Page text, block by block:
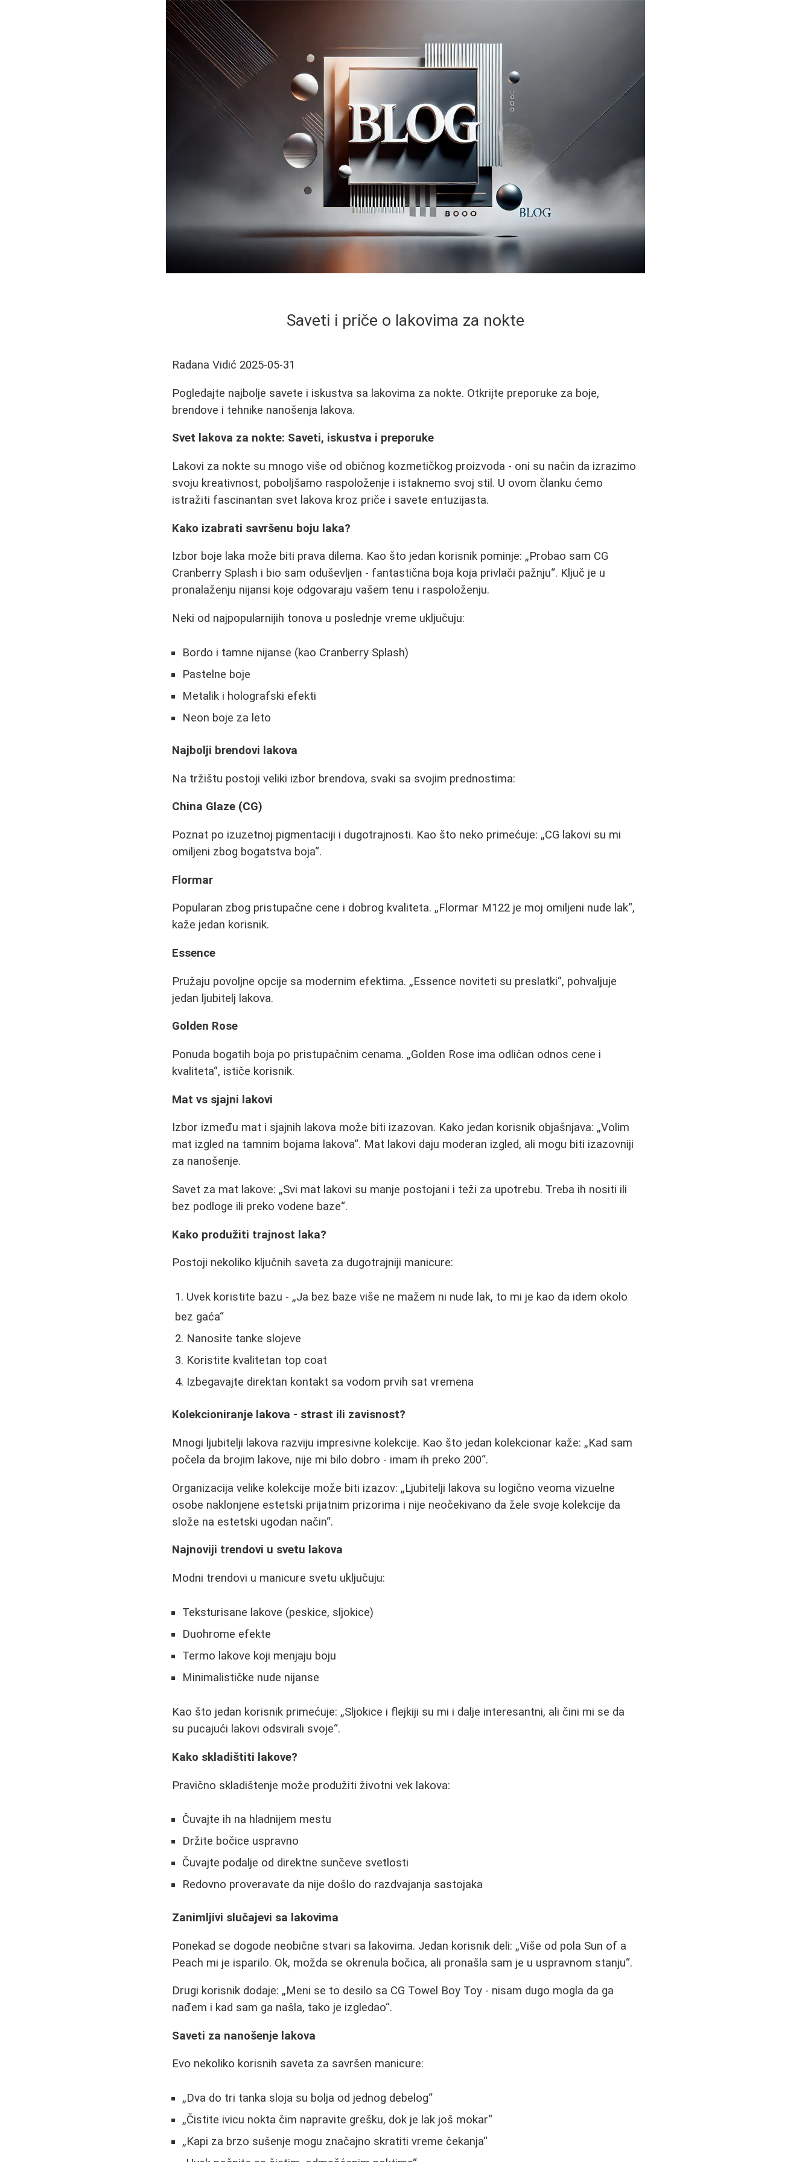
Saveti i priče o lakovima za nokte
Radana Vidić 2025-05-31
Pogledajte najbolje savete i iskustva sa lakovima za nokte. Otkrijte preporuke za boje,
brendove i tehnike nanošenja lakova.
Svet lakova za nokte: Saveti, iskustva i preporuke
Lakovi za nokte su mnogo više od običnog kozmetičkog proizvoda - oni su način da izrazimo
svoju kreativnost, poboljšamo raspoloženje i istaknemo svoj stil. U ovom članku ćemo
istražiti fascinantan svet lakova kroz priče i savete entuzijasta.
Kako izabrati savršenu boju laka?
Izbor boje laka može biti prava dilema. Kao što jedan korisnik pominje:
Probao sam CG
Cranberry Splash i bio sam oduševljen - fantastična boja koja privlači pažnju . Ključ je u
pronalaženju nijansi koje odgovaraju vašem tenu i raspoloženju.
Neki od najpopularnijih tonova u poslednje vreme uključuju:
Bordo i tamne nijanse (kao Cranberry Splash)
Pastelne boje
Metalik i holografski efekti
Neon boje za leto
Najbolji brendovi lakova
Na tržištu postoji veliki izbor brendova, svaki sa svojim prednostima:
China Glaze (CG)
Poznat po izuzetnoj pigmentaciji i dugotrajnosti. Kao što neko primećuje:
CG lakovi su mi
omiljeni zbog bogatstva boja .
Flormar
Popularan zbog pristupačne cene i dobrog kvaliteta. Flormar M122 je moj omiljeni nude lak ,
kaže jedan korisnik.
Essence
Pružaju povoljne opcije sa modernim efektima. Essence noviteti su preslatki , pohvaljuje
jedan ljubitelj lakova.
Golden Rose
Ponuda bogatih boja po pristupačnim cenama.
Golden Rose ima odličan odnos cene i
kvaliteta , ističe korisnik.
Mat vs sjajni lakovi
Izbor između mat i sjajnih lakova može biti izazovan. Kako jedan korisnik objašnjava: Volim
mat izgled na tamnim bojama lakova . Mat lakovi daju moderan izgled, ali mogu biti izazovniji
za nanošenje.
Savet za mat lakove:
Svi mat lakovi su manje postojani i teži za upotrebu. Treba ih nositi ili
bez podloge ili preko vodene baze .
Kako produžiti trajnost laka?
Postoji nekoliko ključnih saveta za dugotrajniji manicure:
Uvek koristite bazu -
Ja bez baze više ne mažem ni nude lak, to mi je kao da idem okolo
bez gaća
Nanosite tanke slojeve
Koristite kvalitetan top coat
Izbegavajte direktan kontakt sa vodom prvih sat vremena
Kolekcioniranje lakova - strast ili zavisnost?
Mnogi ljubitelji lakova razviju impresivne kolekcije. Kao što jedan kolekcionar kaže:
Kad sam
počela da brojim lakove, nije mi bilo dobro - imam ih preko 200 .
Organizacija velike kolekcije može biti izazov:
Ljubitelji lakova su logično veoma vizuelne
osobe naklonjene estetski prijatnim prizorima i nije neočekivano da žele svoje kolekcije da
slože na estetski ugodan način .
Najnoviji trendovi u svetu lakova
Modni trendovi u manicure svetu uključuju:
Teksturisane lakove (peskice, sljokice)
Duohrome efekte
Termo lakove koji menjaju boju
Minimalističke nude nijanse
Kao što jedan korisnik primećuje:
Sljokice i flejkiji su mi i dalje interesantni, ali čini mi se da
su pucajući lakovi odsvirali svoje .
Kako skladištiti lakove?
Pravično skladištenje može produžiti životni vek lakova:
Čuvajte ih na hladnijem mestu
Držite bočice uspravno
Čuvajte podalje od direktne sunčeve svetlosti
Redovno proveravate da nije došlo do razdvajanja sastojaka
Zanimljivi slučajevi sa lakovima
Ponekad se dogode neobične stvari sa lakovima. Jedan korisnik deli: Više od pola Sun of a
Peach mi je isparilo. Ok, možda se okrenula bočica, ali pronašla sam je u uspravnom stanju .
Drugi korisnik dodaje:
Meni se to desilo sa CG Towel Boy Toy - nisam dugo mogla da ga
nađem i kad sam ga našla, tako je izgledao .
Saveti za nanošenje lakova
Evo nekoliko korisnih saveta za savršen manicure:
Dva do tri tanka sloja su bolja od jednog debelog
Čistite ivicu nokta čim napravite grešku, dok je lak još mokar
Kapi za brzo sušenje mogu značajno skratiti vreme čekanja